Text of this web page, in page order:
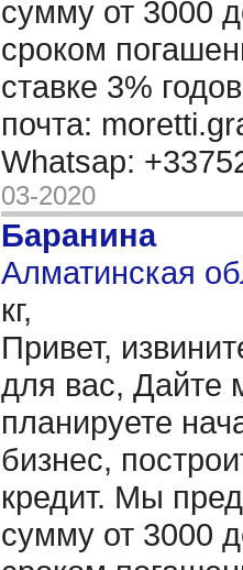
сумму от 3000
сроком
ставке 3%
почта:
Whatsap:
03-2020
Баранина
Алматинская
кг,
Привет,
для вас, Дайте
планируете
бизнес,
кредит. Мы
сумму от 3000